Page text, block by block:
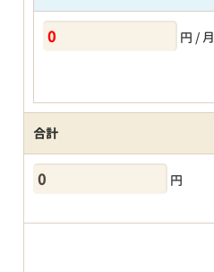
円 / 月
合計
円